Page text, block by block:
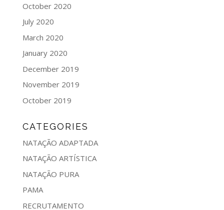
October 2020
July 2020
March 2020
January 2020
December 2019
November 2019
October 2019
CATEGORIES
NATAÇÃO ADAPTADA
NATAÇÃO ARTÍSTICA
NATAÇÃO PURA
PAMA
RECRUTAMENTO